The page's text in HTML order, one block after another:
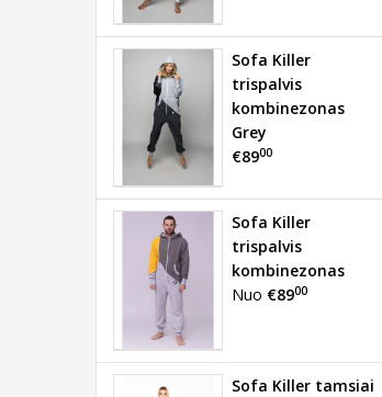
Sofa Killer
trispalvis
kombinezonas
Grey
€8900
Sofa Killer
trispalvis
kombinezonas
Nuo €8900
Sofa Killer tamsiai